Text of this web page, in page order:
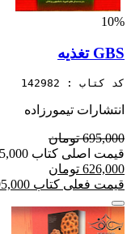
10%
GBS تغذیه
کد کتاب : 142982
انتشارات تیمورزاده
695,000 تومان
قیمت اصلی کتاب 695,000 تومان بود
626,000 تومان
قیمت فعلی کتاب 695,000 تومان است